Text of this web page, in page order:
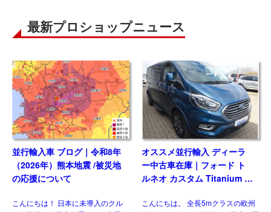
最新プロショップニュース
並行輸入車 ブログ｜令和8年
（2026年）熊本地震 /被災地
の応援について
こんにちは！ 日本に未導入のクル
オススメ並行輸入 ディーラ
ー中古車在庫｜フォード ト
ルネオ カスタム Titanium X
左ハンドル
こんにちは。 全長5mクラスの欧州